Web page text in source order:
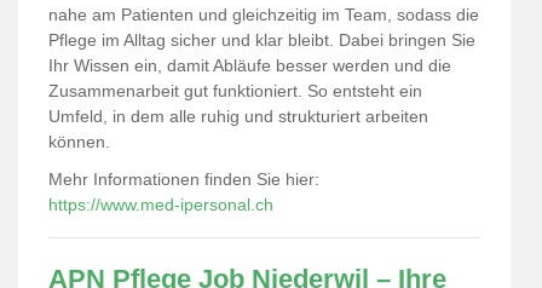
nahe am Patienten und gleichzeitig im Team, sodass die
Pflege im Alltag sicher und klar bleibt. Dabei bringen Sie
Ihr Wissen ein, damit Abläufe besser werden und die
Zusammenarbeit gut funktioniert. So entsteht ein
Umfeld, in dem alle ruhig und strukturiert arbeiten
können.
Mehr Informationen finden Sie hier:
https://www.med-ipersonal.ch
APN Pflege Job Niederwil – Ihre